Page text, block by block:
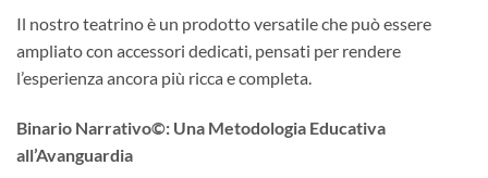
Il nostro teatrino è un prodotto versatile che può essere
ampliato con accessori dedicati, pensati per rendere
l’esperienza ancora più ricca e completa.
Binario Narrativo©: Una Metodologia Educativa
all’Avanguardia